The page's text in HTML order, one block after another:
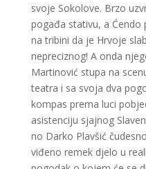
svoje Sokolove. Brzo
pogađa stativu, a Ćendo
na tribini da je Hrvoje
nepreciznog! A onda
Martinović stupa na
teatra i sa svoja dva
kompas prema luci
asistenciju sjajnog
no Darko Plavšić
viđeno remek djelo u